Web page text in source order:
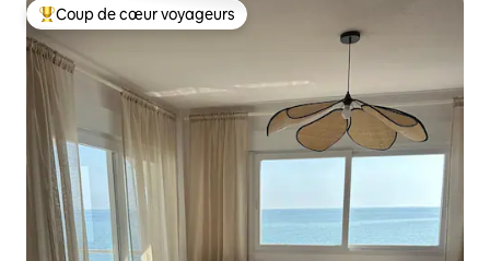
Coups de cœur voyageurs les plus appréciés
Coup de cœur voyageurs